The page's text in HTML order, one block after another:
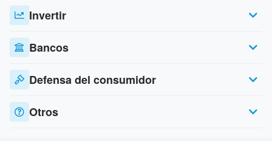
Invertir
Bancos
Defensa del consumidor
Otros